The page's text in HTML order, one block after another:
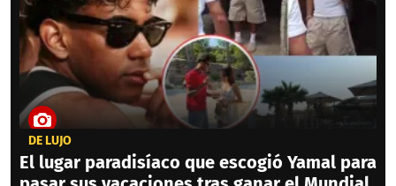
DE LUJO
El lugar paradisíaco que escogió Yamal para